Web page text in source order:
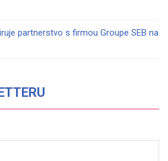
partnerstvo s firmou Groupe SEB na